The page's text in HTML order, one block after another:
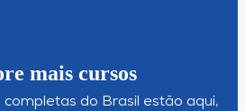
mais cursos
do Brasil estão aqui,